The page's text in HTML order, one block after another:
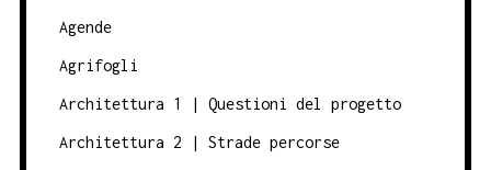
Agende
Agrifogli
Architettura 1 | Questioni del progetto
Architettura 2 | Strade percorse